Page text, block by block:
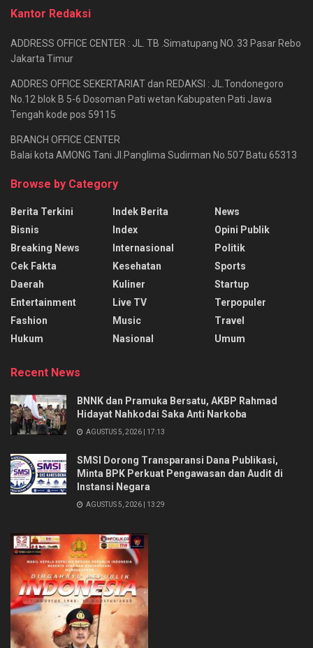
Kantor Redaksi
ADDRESS OFFICE CENTER : JL. TB .Simatupang NO. 33 Pasar Rebo
Jakarta Timur
ADDRES OFFICE SEKERTARIAT dan REDAKSI : JL.Tondonegoro
No.12 blok B 5-6 Dosoman Pati wetan Kabupaten Pati Jawa
Tengah kode pos 59115
BRANCH OFFICE CENTER
Balai kota AMONG Tani Jl.Panglima Sudirman No.507 Batu 65313
Browse by Category
Berita Terkini
Bisnis
Breaking News
Cek Fakta
Daerah
Entertainment
Fashion
Hukum
Indek Berita
Index
Internasional
Kesehatan
Kuliner
Live TV
Music
Nasional
News
Opini Publik
Politik
Sports
Startup
Terpopuler
Travel
Umum
Recent News
BNNK dan Pramuka Bersatu, AKBP Rahmad
Hidayat Nahkodai Saka Anti Narkoba
AGUSTUS 5, 2026 | 17:13
SMSI Dorong Transparansi Dana Publikasi,
Minta BPK Perkuat Pengawasan dan Audit di
Instansi Negara
AGUSTUS 5, 2026 | 13:29